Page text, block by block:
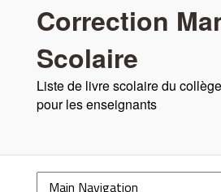
Correction
Scolaire
Liste de livre scolaire du
pour les enseignants